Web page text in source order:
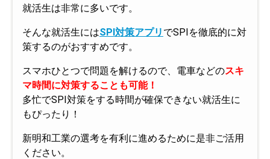
就活生は非常に多いです。
そんな就活生にはSPI対策アプリ でSPIを徹底的に対
策するのがおすすめです。
スマホひとつで問題を解けるので、電車などのスキ
マ時間に対策することも可能！
多忙でSPI対策をする時間が確保できない就活生に
もぴったり！
新明和工業の選考を有利に進めるために是非ご活用
ください。